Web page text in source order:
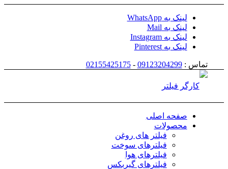
لینک به WhatsApp
لینک به Mail
لینک به Instagram
لینک به Pinterest
تماس :09123204299
-
02155425175
صفحه اصلی
محصولات
فیلتر های روغن
فیلترهای سوخت
فیلترهای هوا
فیلترهای گیربکس